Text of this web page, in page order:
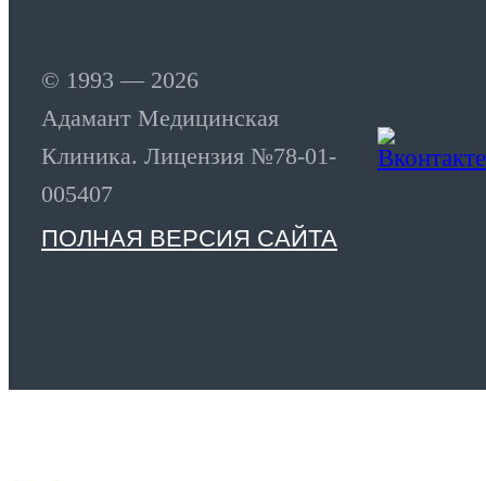
© 1993 — 2026
Адамант Медицинская
Клиника. Лицензия №78-01-
005407
ПОЛНАЯ ВЕРСИЯ САЙТА